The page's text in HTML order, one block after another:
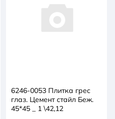
6246-0053 Плитка грес
глаз. Цемент стайл Беж.
45*45 _ 1 \42,12